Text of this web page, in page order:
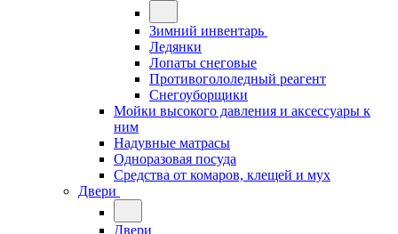
Зимний инвентарь
Ледянки
Лопаты снеговые
Противогололедный реагент
Снегоуборщики
Мойки высокого давления и аксессуары к
ним
Надувные матрасы
Одноразовая посуда
Средства от комаров, клещей и мух
Двери
Двери